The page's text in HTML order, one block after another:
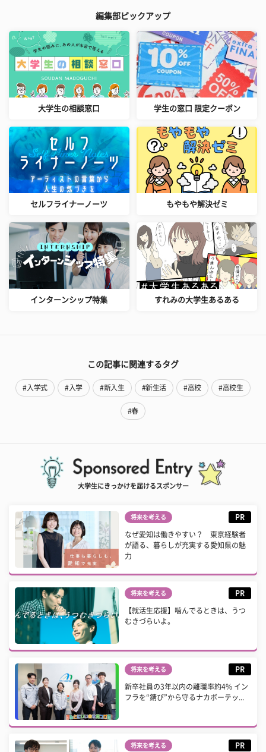
編集部ピックアップ
大学生の相談窓口 学生の窓口 限定クーポン
セルフライナーノーツ もやもや解決ゼミ
インターンシップ特集 すれみの大学生あるある
この記事に関連するタグ
#入学式 #入学 #新入生 #新生活 #高校 #高校生
#春
大学生にきっかけを届けるスポンサー
将来を考える PR
なぜ愛知は働きやすい？ 東京経験者
が語る、暮らしが充実する愛知県の魅
力
将来を考える PR
【就活生応援】噛んでるときは、うつ
むきづらいよ。
将来を考える PR
新卒社員の3年以内の離職率約4% イン
フラを“錆び”から守るナカボーテッ...
将来を考える PR